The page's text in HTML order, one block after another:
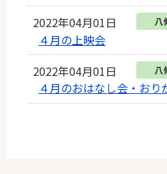
2022年04月01日
八
４月の上映会
2022年04月01日
八
４月のおはなし会・お